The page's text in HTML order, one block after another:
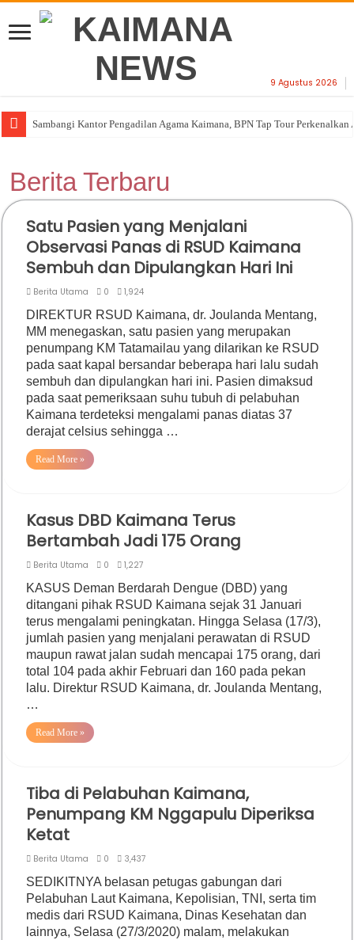
9 Agustus 2026
Sambangi Kantor Pengadilan Agama Kaimana, BPN Tap Tour
Berita Terbaru
Satu Pasien yang Menjalani
Observasi Panas di RSUD Kaimana
Sembuh dan Dipulangkan Hari Ini
Berita Utama 0 1,924
DIREKTUR RSUD Kaimana, dr. Joulanda Mentang,
MM menegaskan, satu pasien yang merupakan
penumpang KM Tatamailau yang dilarikan ke RSUD
pada saat kapal bersandar beberapa hari lalu sudah
sembuh dan dipulangkan hari ini. Pasien dimaksud
pada saat pemeriksaan suhu tubuh di pelabuhan
Kaimana terdeteksi mengalami panas diatas 37
derajat celsius sehingga …
Read More »
Kasus DBD Kaimana Terus
Bertambah Jadi 175 Orang
Berita Utama 0 1,227
KASUS Deman Berdarah Dengue (DBD) yang
ditangani pihak RSUD Kaimana sejak 31 Januari
terus mengalami peningkatan. Hingga Selasa (17/3),
jumlah pasien yang menjalani perawatan di RSUD
maupun rawat jalan sudah mencapai 175 orang, dari
total 104 pada akhir Februari dan 160 pada pekan
lalu. Direktur RSUD Kaimana, dr. Joulanda Mentang,
…
Read More »
Tiba di Pelabuhan Kaimana,
Penumpang KM Nggapulu Diperiksa
Ketat
Berita Utama 0 3,437
SEDIKITNYA belasan petugas gabungan dari
Pelabuhan Laut Kaimana, Kepolisian, TNI, serta tim
medis dari RSUD Kaimana, Dinas Kesehatan dan
lainnya, Selasa (27/3/2020) malam, melakukan